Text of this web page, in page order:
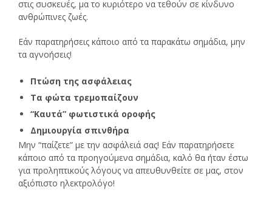
στις συσκευές, μα το κυριότερο να τεθούν σε κίνδυνο
ανθρώπινες ζωές.
Εάν παρατηρήσεις κάποιο από τα παρακάτω σημάδια, μην
τα αγνοήσεις!
Πτώση της ασφάλειας
Tα φώτα τρεμοπαίζουν
“Καυτά” φωτιστικά οροφής
Δημιουργία σπινθήρα
Μην “παίζετε” με την ασφάλειά σας! Εάν παρατηρήσετε
κάποιο από τα προηγούμενα σημάδια, καλό θα ήταν έστω
για προληπτικούς λόγους να απευθυνθείτε σε μας, στον
αξιόπιστο ηλεκτρολόγο!